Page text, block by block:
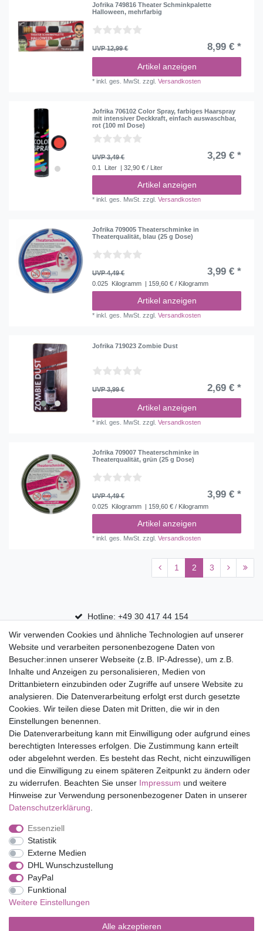
Jofrika 749816 Theater Schminkpalette
Halloween, mehrfarbig
UVP 12,99 € 8,99 € *
Artikel anzeigen
*inkl. ges. MwSt. zzgl.Versandkosten
Jofrika 706102 Color Spray, farbiges Haarspray
mit intensiver Deckkraft, einfach auswaschbar,
rot (100 ml Dose)
UVP 3,49 € 3,29 € *
0.1 Liter | 32,90 € / Liter
Artikel anzeigen
*inkl. ges. MwSt. zzgl.Versandkosten
Jofrika 709005 Theaterschminke in
Theaterqualität, blau (25 g Dose)
UVP 4,49 € 3,99 € *
0.025 Kilogramm | 159,60 € / Kilogramm
Artikel anzeigen
*inkl. ges. MwSt. zzgl.Versandkosten
Jofrika 719023 Zombie Dust
UVP 3,99 € 2,69 € *
Artikel anzeigen
*inkl. ges. MwSt. zzgl.Versandkosten
Jofrika 709007 Theaterschminke in
Theaterqualität, grün (25 g Dose)
UVP 4,49 € 3,99 € *
0.025 Kilogramm | 159,60 € / Kilogramm
Artikel anzeigen
*inkl. ges. MwSt. zzgl.Versandkosten
1 2 3
Hotline: +49 30 417 44 154
30 Tage Rückgaberecht
Versandfrei ab 75 € in Deutschland
Top Marken
Eduplay
Folia Bringmann
Shop
Mein Konto
Service
Versandkosten
Impressum
Barrierefreiheitserklärung
Wir verwenden Cookies und ähnliche Technologien auf unserer
Website und verarbeiten personenbezogene Daten von
Besucher:innen unserer Webseite (z.B. IP-Adresse), um z.B.
Inhalte und Anzeigen zu personalisieren, Medien von
Drittanbietern einzubinden oder Zugriffe auf unsere Website zu
analysieren. Die Datenverarbeitung erfolgt erst durch gesetzte
Cookies. Wir teilen diese Daten mit Dritten, die wir in den
Einstellungen benennen.
Die Datenverarbeitung kann mit Einwilligung oder aufgrund eines
berechtigten Interesses erfolgen. Die Zustimmung kann erteilt
oder abgelehnt werden. Es besteht das Recht, nicht einzuwilligen
und die Einwilligung zu einem späteren Zeitpunkt zu ändern oder
zu widerrufen. Beachten Sie unser Impressum und weitere
Hinweise zur Verwendung personenbezogener Daten in unserer
Daten­schutz­erklärung
Essenziell
Statistik
Externe Medien
DHL Wunschzustellung
PayPal
Funktional
Weitere Einstellungen
Alle akzeptieren